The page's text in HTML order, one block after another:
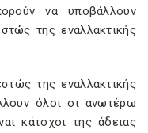
να υποβάλλουν
της εναλλακτικής
της εναλλακτικής
όλοι οι ανωτέρω
κάτοχοι της άδειας